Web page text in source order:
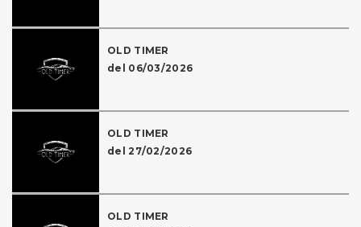
OLD TIMER
del 06/03/2026
OLD TIMER
del 27/02/2026
OLD TIMER